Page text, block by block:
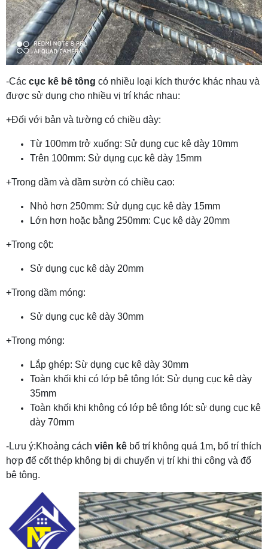
-Các cục kê bê tông có nhiều loại kích thước khác nhau và
được sử dụng cho nhiều vị trí khác nhau:
+Đối với bản và tường có chiều dày:
Từ 100mm trở xuống: Sử dụng cục kê dày 10mm
Trên 100mm: Sử dụng cục kê dày 15mm
+Trong dầm và dầm sườn có chiều cao:
Nhỏ hơn 250mm: Sử dụng cục kê dày 15mm
Lớn hơn hoặc bằng 250mm: Cục kê dày 20mm
+Trong cột:
Sử dụng cục kê dày 20mm
+Trong dầm móng:
Sử dụng cục kê dày 30mm
+Trong móng:
Lắp ghép: Sừ dụng cục kê dày 30mm
Toàn khối khi có lớp bê tông lót: Sử dụng cục kê dày
35mm
Toàn khối khi không có lớp bê tông lót: sử dụng cục kê
dày 70mm
-Lưu ý:Khoảng cách viên kê bố trí không quá 1m, bố trí thích
hợp để cốt thép không bị di chuyển vị trí khi thi công và đổ
bê tông.